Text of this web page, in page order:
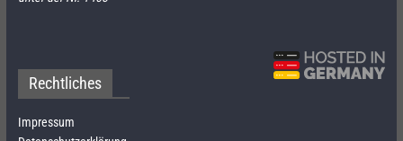
Rechtliches
Impressum